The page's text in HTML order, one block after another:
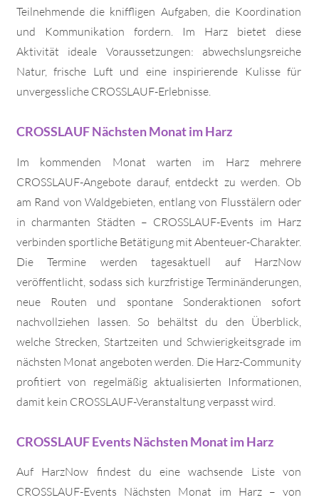
Teilnehmende die kniffligen Aufgaben, die Koordination
und Kommunikation fordern. Im Harz bietet diese
Aktivität ideale Voraussetzungen: abwechslungsreiche
Natur, frische Luft und eine inspirierende Kulisse für
unvergessliche CROSSLAUF-Erlebnisse.
CROSSLAUF Nächsten Monat im Harz
Im kommenden Monat warten im Harz mehrere
CROSSLAUF-Angebote darauf, entdeckt zu werden. Ob
am Rand von Waldgebieten, entlang von Flusstälern oder
in charmanten Städten – CROSSLAUF-Events im Harz
verbinden sportliche Betätigung mit Abenteuer-Charakter.
Die Termine werden tagesaktuell auf HarzNow
veröffentlicht, sodass sich kurzfristige Terminänderungen,
neue Routen und spontane Sonderaktionen sofort
nachvollziehen lassen. So behältst du den Überblick,
welche Strecken, Startzeiten und Schwierigkeitsgrade im
nächsten Monat angeboten werden. Die Harz-Community
profitiert von regelmäßig aktualisierten Informationen,
damit kein CROSSLAUF-Veranstaltung verpasst wird.
CROSSLAUF Events Nächsten Monat im Harz
Auf HarzNow findest du eine wachsende Liste von
CROSSLAUF-Events Nächsten Monat im Harz – von